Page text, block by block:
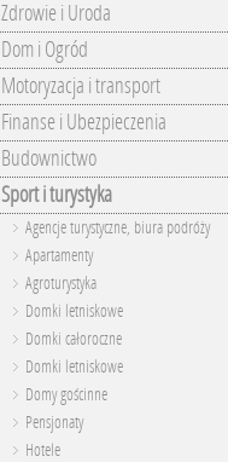
Zdrowie i Uroda
Dom i Ogród
Motoryzacja i transport
Finanse i Ubezpieczenia
Budownictwo
Sport i turystyka
Agencje turystyczne, biura podróży
Apartamenty
Agroturystyka
Domki letniskowe
Domki całoroczne
Domki letniskowe
Domy gościnne
Pensjonaty
Hotele